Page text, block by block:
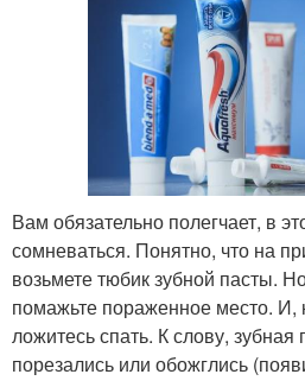
Вам обязательно полегчает, в
сомневаться. Понятно, что на
возьмете тюбик зубной пасты.
помажьте пораженное место. И,
ложитесь спать. К слову,
порезались или обожглись